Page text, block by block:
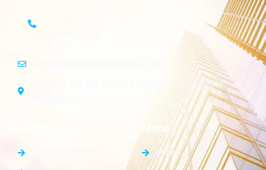
Altamira D´Este, SINSA Proyectos 1c. al Oeste.
Menú
Inicio